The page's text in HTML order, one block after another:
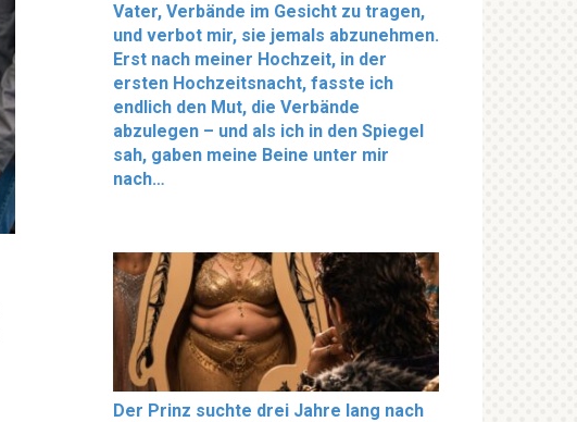
Vater, Verbände im Gesicht zu tragen,
und verbot mir, sie jemals abzunehmen.
Erst nach meiner Hochzeit, in der
ersten Hochzeitsnacht, fasste ich
endlich den Mut, die Verbände
abzulegen – und als ich in den Spiegel
sah, gaben meine Beine unter mir
nach…
Der Prinz suchte drei Jahre lang nach